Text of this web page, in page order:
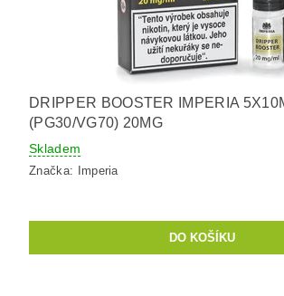
DRIPPER BOOSTER IMPERIA
(PG30/VG70) 20MG
Skladem
Značka: Imperia